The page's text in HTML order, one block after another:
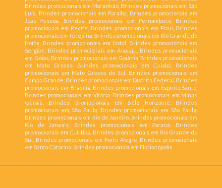
Brindes promocionais em Maranhão, Brindes promocionais em São
Luís, Brindes promocionais em Paraíba, Brindes promocionais em
João Pessoa, Brindes promocionais em Pernambuco, Brindes
promocionais em Recife, Brindes promocionais em Piauí, Brindes
promocionais em Teresina, Brindes promocionais em Rio Grande do
Norte, Brindes promocionais em Natal, Brindes promocionais em
Sergipe, Brindes promocionais em Aracaju, Brindes promocionais
em Goiás, Brindes promocionais em Goiânia, Brindes promocionais
em Mato Grosso, Brindes promocionais em Cuiabá, Brindes
promocionais em Mato Grosso do Sul, Brindes promocionais em
Campo Grande, Brindes promocionais em Distrito Federal, Brindes
promocionais em Brasília, Brindes promocionais em Espírito Santo,
Brindes promocionais em Vitória, Brindes promocionais em Minas
Gerais, Brindes promocionais em Belo Horizonte, Brindes
promocionais em São Paulo, Brindes promocionais em São Paulo,
Brindes promocionais em Rio de Janeiro, Brindes promocionais em
Rio de Janeiro, Brindes promocionais em Paraná, Brindes
promocionais em Curitiba, Brindes promocionais em Rio Grande do
Sul, Brindes promocionais em Porto Alegre, Brindes promocionais
em Santa Catarina, Brindes promocionais em Florianópolis